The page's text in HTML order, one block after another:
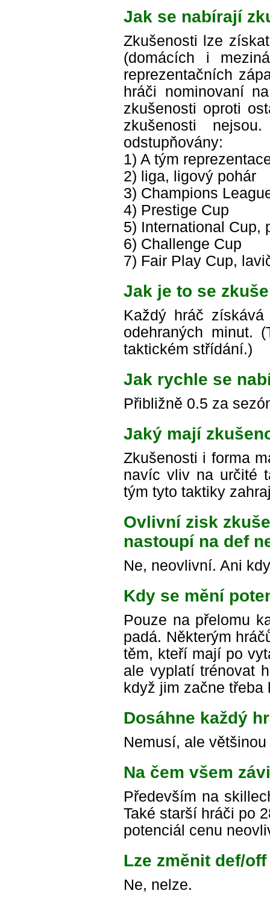
Jak se nabírají
Zkušenosti lze
(domácích i
reprezentačních
hráči nominovaní
zkušenosti oproti
zkušenosti
odstupňovány:
1) A tým
2) liga, ligový pohár
3) Champions
4) Prestige Cup
5) International Cup,
6) Challenge Cup
7) Fair Play Cup,
Jak je to se
Každý hráč
odehraných minut.
taktickém střídání.)
Jak rychle se
Přibližně 0.5 za
Jaký mají
Zkušenosti i forma
navíc vliv na určité
tým tyto taktiky
Ovlivní zisk
nastoupí na def
Ne, neovlivní. Ani
Kdy se mění
Pouze na přelomu
padá. Některým
těm, kteří mají po
ale vyplatí trénovat
když jim začne třeba
Dosáhne každý
Nemusí, ale většinou
Na čem všem
Především na
Také starší hráči po
potenciál cenu
Lze změnit def/
Ne, nelze.